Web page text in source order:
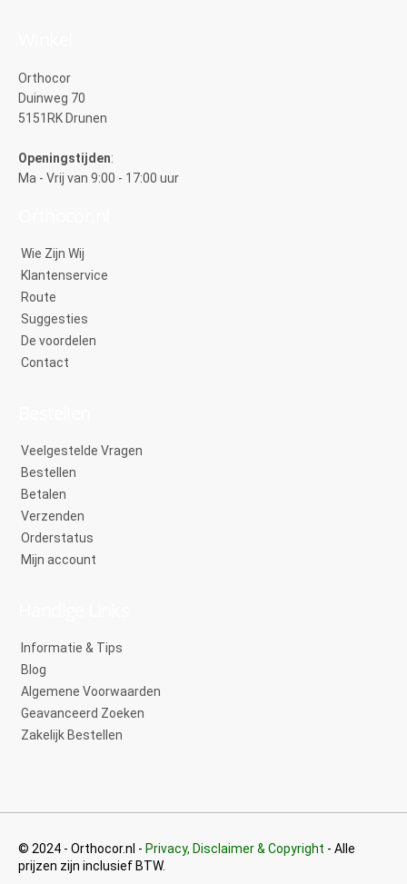
Orthocor
Duinweg 70
5151RK Drunen
Openingstijden:
Ma - Vrij van 9:00 - 17:00 uur
Wie Zijn Wij
Klantenservice
Route
Suggesties
De voordelen
Contact
Veelgestelde Vragen
Bestellen
Betalen
Verzenden
Orderstatus
Mijn account
Informatie & Tips
Blog
Algemene Voorwaarden
Geavanceerd Zoeken
Zakelijk Bestellen
© 2024 - Orthocor.nl - Privacy, Disclaimer & Copyright - Alle
prijzen zijn inclusief BTW.